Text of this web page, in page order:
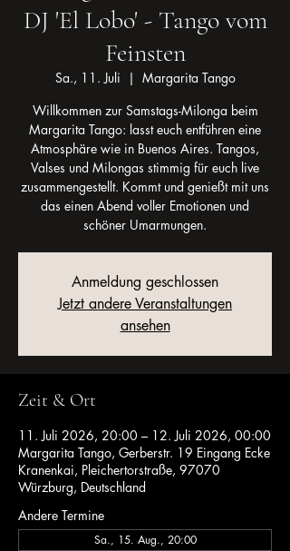
DJ 'El Lobo' - Tango vom
Feinsten
Sa., 11. Juli
  |
Margarita Tango
Willkommen zur Samstags-Milonga beim
Margarita Tango: lasst euch entführen eine
Atmosphäre wie in Buenos Aires. Tangos,
Valses und Milongas stimmig für euch live
zusammengestellt. Kommt und genießt mit uns
das einen Abend voller Emotionen und
schöner Umarmungen.
Anmeldung geschlossen
Jetzt andere Veranstaltungen
ansehen
Zeit & Ort
11. Juli 2026, 20:00 – 12. Juli 2026, 00:00
Margarita Tango, Gerberstr. 19 Eingang Ecke
Kranenkai, Pleichertorstraße, 97070
Würzburg, Deutschland
Andere Termine
Sa., 15. Aug., 20:00